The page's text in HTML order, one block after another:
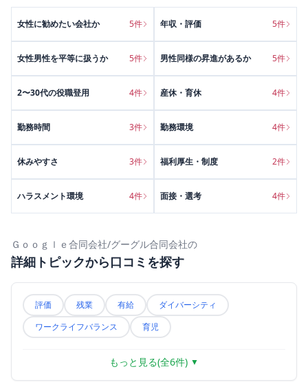
女性に勧めたい会社か 5件 年収・評価 5件
女性男性を平等に扱うか 5件 男性同様の昇進があるか 5件
2〜30代の役職登用 4件 産休・育休 4件
勤務時間 3件 勤務環境 4件
休みやすさ 3件 福利厚生・制度 2件
ハラスメント環境 4件 面接・選考 4件
Ｇｏｏｇｌｅ合同会社/グーグル合同会社の
詳細トピックから口コミを探す
評価 残業 有給
ダイバーシティ
ワークライフバランス
育児
もっと見る(全6件) ▼